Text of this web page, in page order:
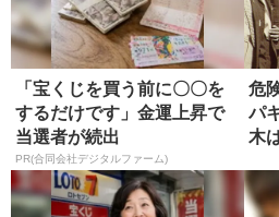
「宝くじを買う前に〇〇を
するだけです」金運上昇で
当選者が続出
PR(合同会社デジタルファーム)
危
パ
木